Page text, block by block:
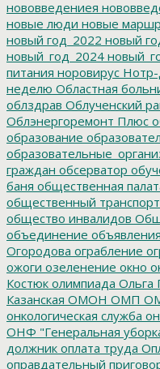
нововведениея
новые люди новые
новый год_2022 новый
новый_год_2024
питания норовирус
неделю Областная
облздрав Облученский
Облэнергоремонт Плюс
образование
граждан обсерватор
баня общественная
общественный транспорт
общество инвалидов
объединение объявления
Огородова ограбление
ожоги озеленение окно
Костюк олимпиада Ольга
Казанская ОМОН ОМП
онкологическая служба
ОНФ "Генеральная
должник оплата труда
оправдательный